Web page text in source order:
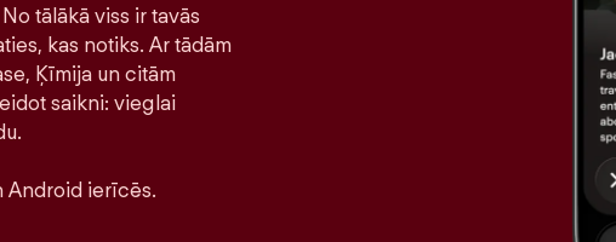
tālākā viss ir tavās
kas notiks. Ar tādām
Ķīmija un citām
saikni: vieglai
Android ierīcēs.